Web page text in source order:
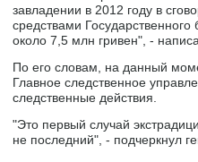
завладении в 2012 году в
средствами
около 7,5 млн гривен", -
По его словам, на данный
Главное следственное
следственные действия.
"Это первый случай
не последний", - подчеркнул